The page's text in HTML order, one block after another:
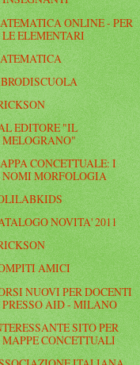
ONLINE - PER
LE ELEMENTARI
EDITORE "IL
MELOGRANO"
CONCETTUALE: I
NOMI MORFOLOGIA
NOVITA' 2011
AMICI
NUOVI PER DOCENTI
PRESSO AID - MILANO
SITO PER
MAPPE CONCETTUALI